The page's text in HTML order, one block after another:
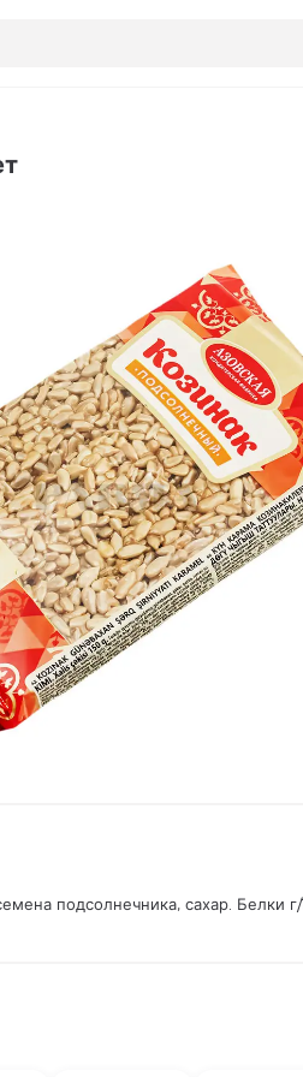
подсолнечника, сахар.